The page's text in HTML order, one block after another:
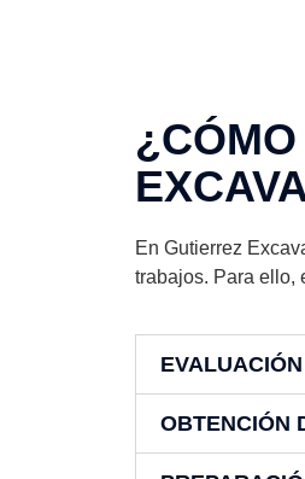
En Gutierrez
trabajos. Para ello,
OBTENCIÓN